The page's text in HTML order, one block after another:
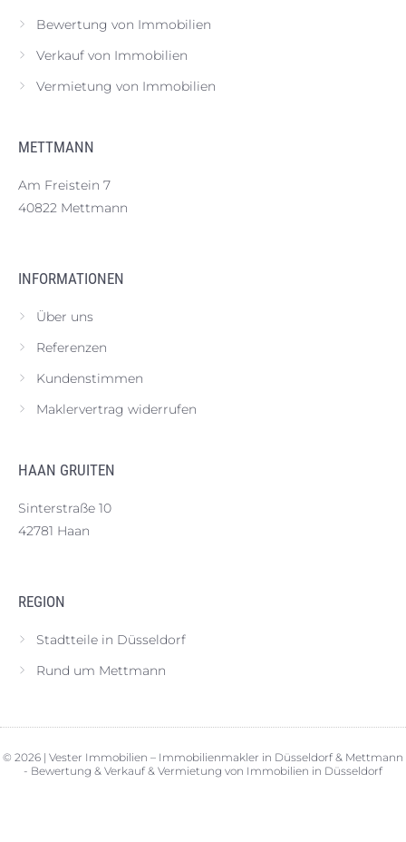
Bewertung von Immobilien
Verkauf von Immobilien
Vermietung von Immobilien
METTMANN
Am Freistein 7
40822 Mettmann
INFORMATIONEN
Über uns
Referenzen
Kundenstimmen
Maklervertrag widerrufen
HAAN GRUITEN
Sinterstraße 10
42781 Haan
REGION
Stadtteile in Düsseldorf
Rund um Mettmann
© 2026 | Vester Immobilien – Immobilienmakler in Düsseldorf & Mettmann
- Bewertung & Verkauf & Vermietung von Immobilien in Düsseldorf